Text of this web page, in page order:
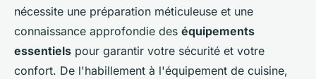
Rose•30 juin 2024•6 min de lecture
nécessite une préparation méticuleuse et une
connaissance approfondie des équipements
essentiels pour garantir votre sécurité et votre
confort. De l'habillement à l'équipement de cuisine,